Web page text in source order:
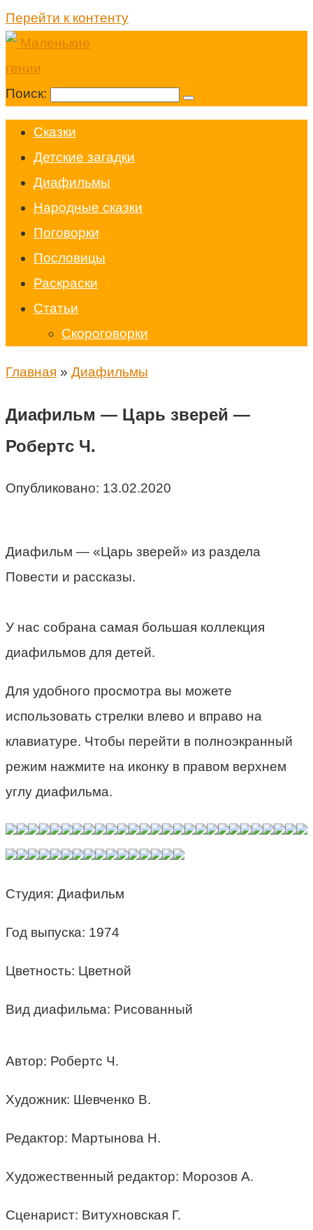
Перейти к контенту
Поиск:
Cказки
Детские загадки
Диафильмы
Народные сказки
Поговорки
Пословицы
Раскраски
Статьи
Скороговорки
Главная » Диафильмы
Диафильм — Царь зверей —
Робертс Ч.
Опубликовано: 13.02.2020
Диафильм — «Царь зверей» из раздела
Повести и рассказы.
У нас собрана самая большая коллекция
диафильмов для детей.
Для удобного просмотра вы можете
использовать стрелки влево и вправо на
клавиатуре. Чтобы перейти в полноэкранный
режим нажмите на иконку в правом верхнем
углу диафильма.
Студия: Диафильм
Год выпуска: 1974
Цветность: Цветной
Вид диафильма: Рисованный
Автор: Робертс Ч.
Художник: Шевченко В.
Редактор: Мартынова Н.
Художественный редактор: Морозов А.
Сценарист: Витухновская Г.